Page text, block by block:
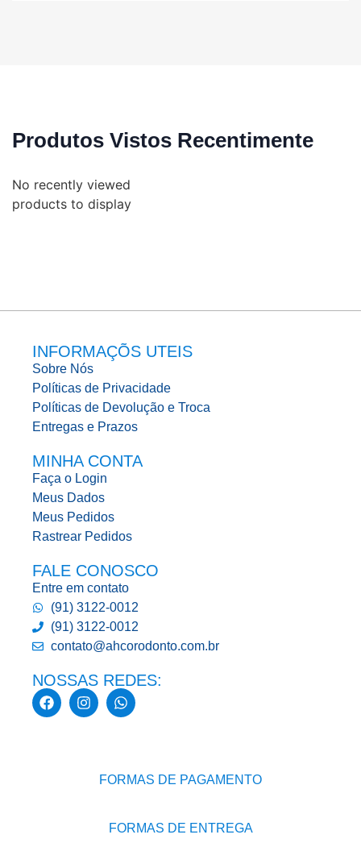
Produtos Vistos Recentimente
No recently viewed
products to display
INFORMAÇÕS UTEIS
Sobre Nós
Políticas de Privacidade
Políticas de Devolução e Troca
Entregas e Prazos
MINHA CONTA
Faça o Login
Meus Dados
Meus Pedidos
Rastrear Pedidos
FALE CONOSCO
Entre em contato
(91) 3122-0012
(91) 3122-0012
contato@ahcorodonto.com.br
NOSSAS REDES:
FORMAS DE PAGAMENTO
FORMAS DE ENTREGA